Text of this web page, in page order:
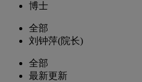
博士
全部
刘钟萍(院长)
全部
最新更新